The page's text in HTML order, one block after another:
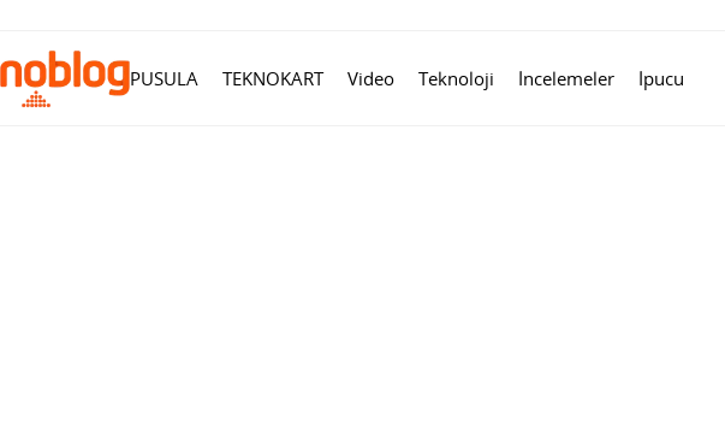
PUSULA TEKNOKART Video Teknoloji İncelemeler İpucu